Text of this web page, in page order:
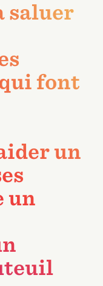
saluer
font
un
un